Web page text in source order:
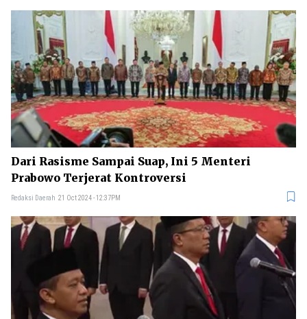
Dari Rasisme Sampai Suap, Ini 5 Menteri
Prabowo Terjerat Kontroversi
Redaksi Daerah 21 Oct 2024 - 12:37PM